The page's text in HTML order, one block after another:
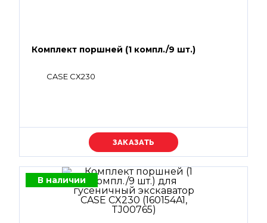
Комплект поршней (1 компл./9 шт.)
CASE CX230
Уточняйте цену
В наличии